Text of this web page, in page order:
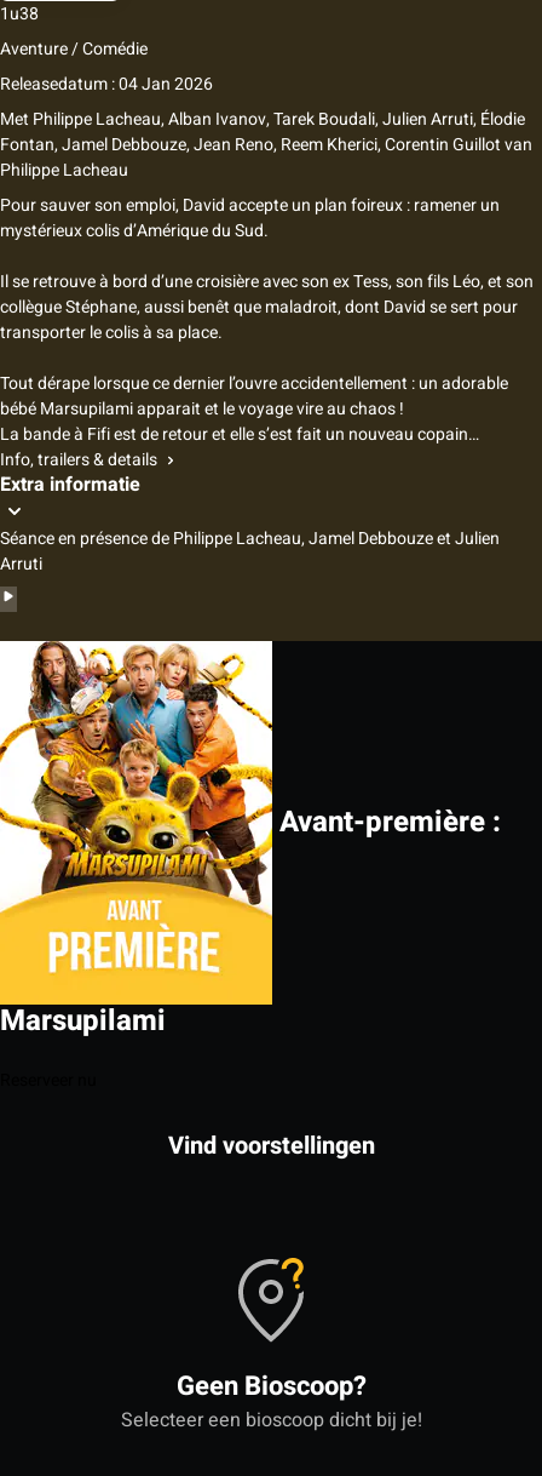
1u38
Aventure / Comédie
Releasedatum : 04 Jan 2026
Met Philippe Lacheau, Alban Ivanov, Tarek Boudali, Julien Arruti, Élodie
Fontan, Jamel Debbouze, Jean Reno, Reem Kherici, Corentin Guillotvan
Philippe Lacheau
Pour sauver son emploi, David accepte un plan foireux : ramener un
mystérieux colis d’Amérique du Sud.
Il se retrouve à bord d’une croisière avec son ex Tess, son fils Léo, et son
collègue Stéphane, aussi benêt que maladroit, dont David se sert pour
transporter le colis à sa place.
Tout dérape lorsque ce dernier l’ouvre accidentellement : un adorable
bébé Marsupilami apparait et le voyage vire au chaos !
La bande à Fifi est de retour et elle s’est fait un nouveau copain…
Info, trailers & details
Extra informatie
Séance en présence de Philippe Lacheau, Jamel Debbouze et Julien
Arruti
Avant-première :
Marsupilami
Vind voorstellingen
Geen Bioscoop?
Selecteer een bioscoop dicht bij je!